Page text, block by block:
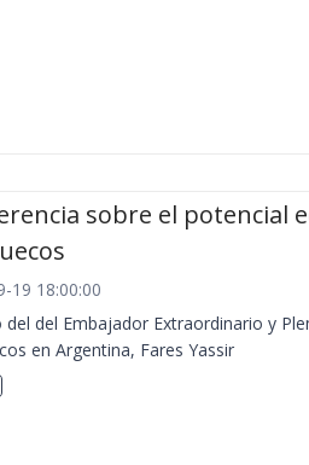
sobre el potencial
19 18:00:00
del del Embajador Extraordinario y
en Argentina, Fares Yassir